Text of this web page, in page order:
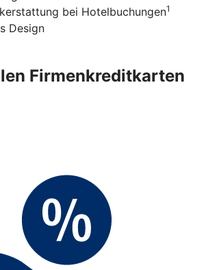
bei Hotelbuchungen1
Design
Firmenkreditkarten